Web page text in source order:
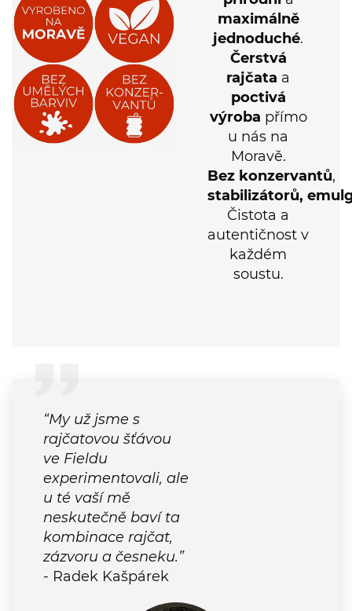
jednoduché
Čerstvá
rajčata
a
poctivá
výrobapřímo
u nás na
Moravě
Bez konzervantů
stabilizátorů,
Čistota a
autentičnost
v
každém
soustu.
rajčatovou šťávou
ve Fieldu
experimentovali, ale
u té vaší mě
neskutečně baví ta
kombinace rajčat,
zázvoru a česneku.”
- Radek Kašpárek